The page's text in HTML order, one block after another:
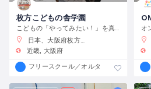
枚方こどもの舎学園
こどもの「やってみたい！」を真ん中に、遊び、学び、活動する、わくわくが原動力の学校です。
日本、大阪府枚方市渚元町２１−３１
近畿 大阪府
フリースクール／オルタナティブスクール